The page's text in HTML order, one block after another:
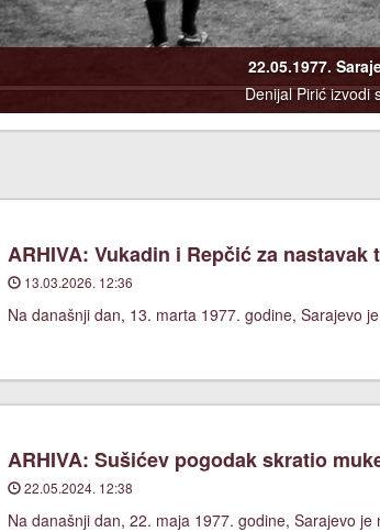
22.05.1977.
Denijal Pirić izvodi
ARHIVA: Vukadin i Repčić za nastavak
13.03.2026. 12:36
Na današnji dan, 13. marta 1977. godine, Sarajevo
ARHIVA: Sušićev pogodak skratio
22.05.2024. 12:38
Na današnji dan, 22. maja 1977. godine, Sarajevo